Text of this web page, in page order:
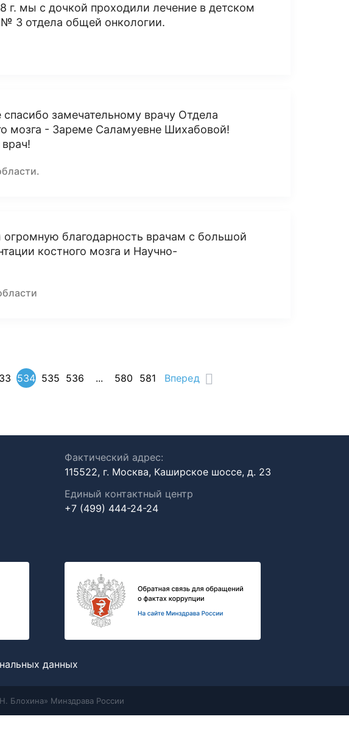
г. мы с дочкой проходили лечение в детском
№ 3 отдела общей онкологии.
замечательному врачу Отдела
мозга - Зареме Саламуевне Шихабовой!
благодарность врачам с большой
костного мозга и Научно-
534 535 536 ... 580 581 Вперед
Фактический адрес:
115522, г. Москва, Каширское шоссе, д. 23
Единый контактный центр
+7 (499) 444-24-24
данных
Блохина» Минздрава России